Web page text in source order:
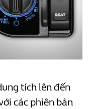
tích lên đến
các phiên bản